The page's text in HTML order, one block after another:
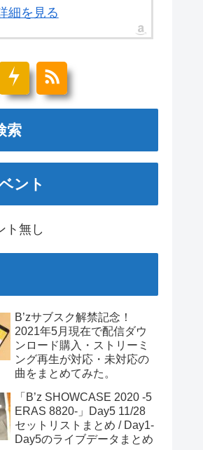
細を見る
索
ント
ト無し
B’zサブスク解禁記念！
2021年5月現在で配信ダウ
ンロード購入・ストリーミ
ング再生が対応・未対応の
曲をまとめてみた。
「B’z SHOWCASE 2020 -5
ERAS 8820-」Day5 11/28
セットリストまとめ / Day1-
Day5のライブデータまとめ